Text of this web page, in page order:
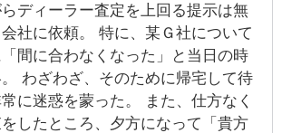
ディーラー査定を上回る提示は無
社に依頼。 特に、某Ｇ社について
間に合わなくなった」と当日の時
わざわざ、そのために帰宅して待
に迷惑を蒙った。 また、仕方なく
したところ、夕方になって「貴方